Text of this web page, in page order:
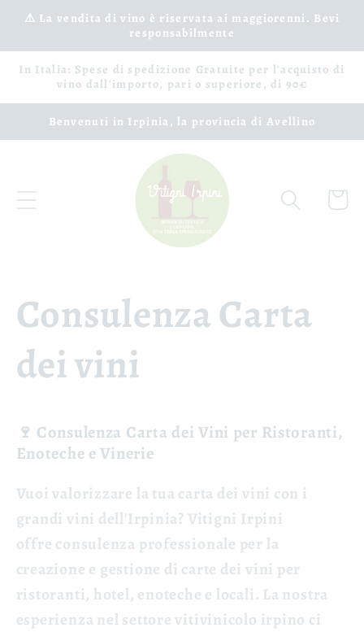
Vai
direttamente
⚠️ La vendita di vino è riservata ai maggiorenni. Bevi
responsabilmente
In Italia: Spese di spedizione Gratuite per l'acquisto di
vino dall'importo, pari o superiore, di 90€
Benvenuti in Irpinia, la provincia di Avellino
Carrello
Consulenza Carta
dei vini
🍷 Consulenza Carta dei Vini per Ristoranti,
Enoteche e Vinerie
Vuoi valorizzare la tua carta dei vini con i
grandi vini dell'Irpinia? Vitigni Irpini
offre consulenza professionale per la
creazione e gestione di carte dei vini per
ristoranti, hotel, enoteche e locali. La nostra
esperienza nel settore vitivinicolo irpino ci